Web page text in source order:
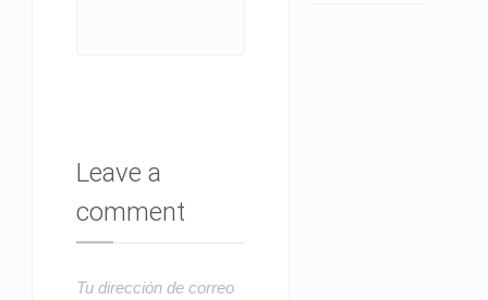
Leave a
comment
Tu dirección de correo